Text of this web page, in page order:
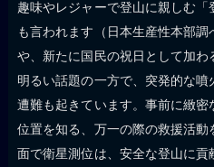
趣味やレジャーで登山に親しむ
も言われます（日本生産性本部
や、新たに国民の祝日として加
明るい話題の一方で、突発的な
遭難も起きています。事前に緻
位置を知る、万一の際の救援活
面で衛星測位は、安全な登山に貢